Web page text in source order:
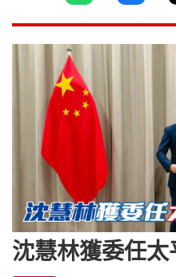
沈慧林獲委任